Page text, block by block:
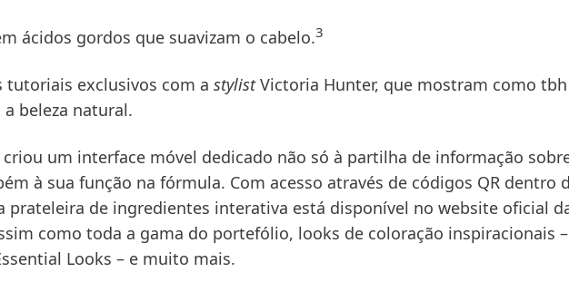
ácidos gordos que suavizam o cabelo.3
tutoriais exclusivos com a stylistVictoria Hunter, que mostram como
a beleza natural.
um interface móvel dedicado não só à partilha de informação
à sua função na fórmula. Com acesso através de códigos QR dentro
prateleira de ingredientes interativa está disponível no website oficial
como toda a gama do portefólio, looks de coloração inspiracionais –
Looks – e muito mais.